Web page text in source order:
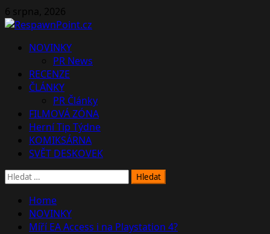
Skip
to
6 srpna, 2026
PrimaryNOVINKY
PR News
RECENZE
ČLÁNKY
PR Články
FILMOVÁ ZÓNA
Herní Tip Týdne
KOMIKSÁRNA
SVĚT DESKOVEK
Vyhledávání
Home
NOVINKY
Míří EA Access i na Playstation 4?